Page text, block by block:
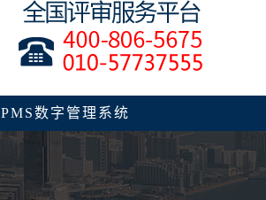
PMS数字管理系统